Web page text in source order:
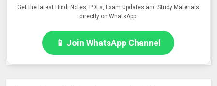
Get the latest Hindi Notes, PDFs, Exam Updates and Study Materials
directly on WhatsApp.
📱 Join WhatsApp Channel